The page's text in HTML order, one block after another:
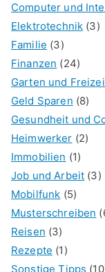
Computer und
Elektrotechnik (3)
Familie (3)
Finanzen (24)
Garten und
Geld Sparen (8)
Gesundheit und
Heimwerker (2)
Immobilien (1)
Job und Arbeit (3)
Mobilfunk (5)
Musterschreiben
Reisen (3)
Rezepte (1)
Sonstige Tipps